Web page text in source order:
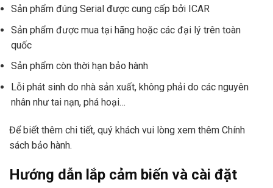
Sản phẩm đúng Serial được cung cấp bởi ICAR
Sản phẩm được mua tại hãng hoặc các đại lý trên toàn
quốc
Sản phẩm còn thời hạn bảo hành
Lỗi phát sinh do nhà sản xuất, không phải do các nguyên
nhân như tai nạn, phá hoại…
Để biết thêm chi tiết, quý khách vui lòng xem thêm Chính
sách bảo hành.
Hướng dẫn lắp cảm biến và cài đặt